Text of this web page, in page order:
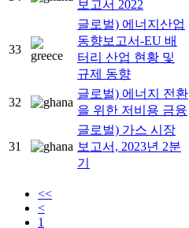
보고서 2022
33
글로벌) 에너지산업
동향보고서-EU 배
터리 산업 현황 및
규제 동향
32
글로벌) 에너지 전환
을 위한 저비용 금융
31
글로벌) 가스 시장
보고서, 2023년 2분
기
<<
<
1